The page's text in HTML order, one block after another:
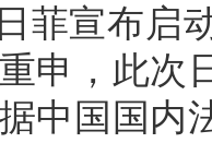
菲宣布启
申，此次
中国国内